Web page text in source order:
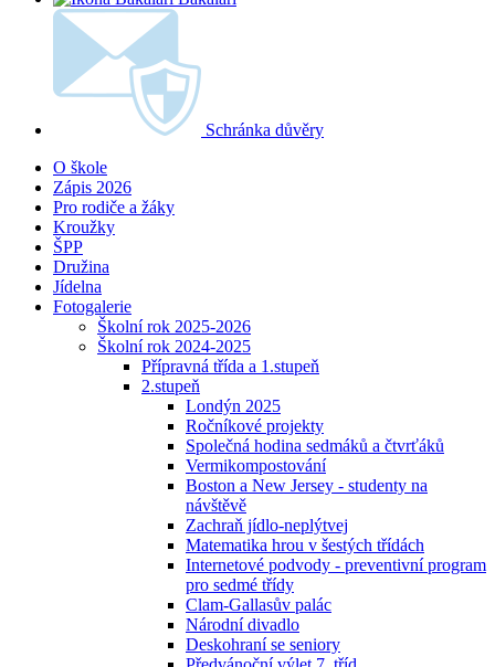
Schránka důvěry
O škole
Zápis 2026
Pro rodiče a žáky
Kroužky
ŠPP
Družina
Jídelna
Fotogalerie
Školní rok 2025-2026
Školní rok 2024-2025
Přípravná třída a 1.stupeň
2.stupeň
Londýn 2025
Ročníkové projekty
Společná hodina sedmáků a čtvrťáků
Vermikompostování
Boston a New Jersey - studenty na
návštěvě
Zachraň jídlo-neplýtvej
Matematika hrou v šestých třídách
Internetové podvody - preventivní program
pro sedmé třídy
Clam-Gallasův palác
Národní divadlo
Deskohraní se seniory